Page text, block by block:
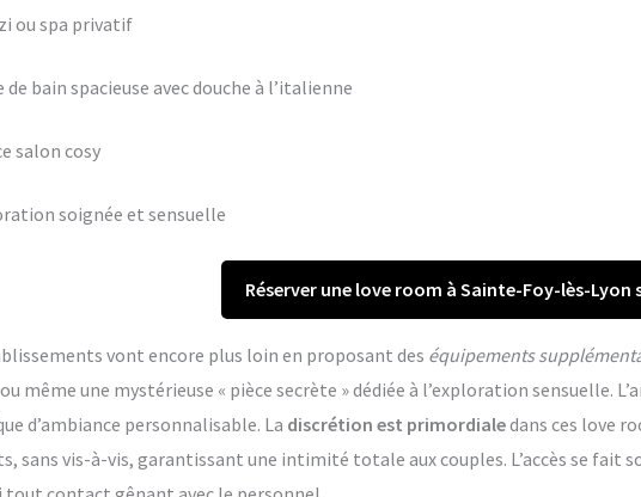
ou spa privatif
de bain spacieuse avec douche à l’italienne
salon cosy
soignée et sensuelle
Réserver une love room à Sainte-Foy-lès-Lyon
vont encore plus loin en proposant des équipements
même une mystérieuse « pièce secrète » dédiée à l’exploration sensuelle.
d’ambiance personnalisable. La discrétion est primordialedans ces love
sans vis-à-vis, garantissant une intimité totale aux couples. L’accès se fait